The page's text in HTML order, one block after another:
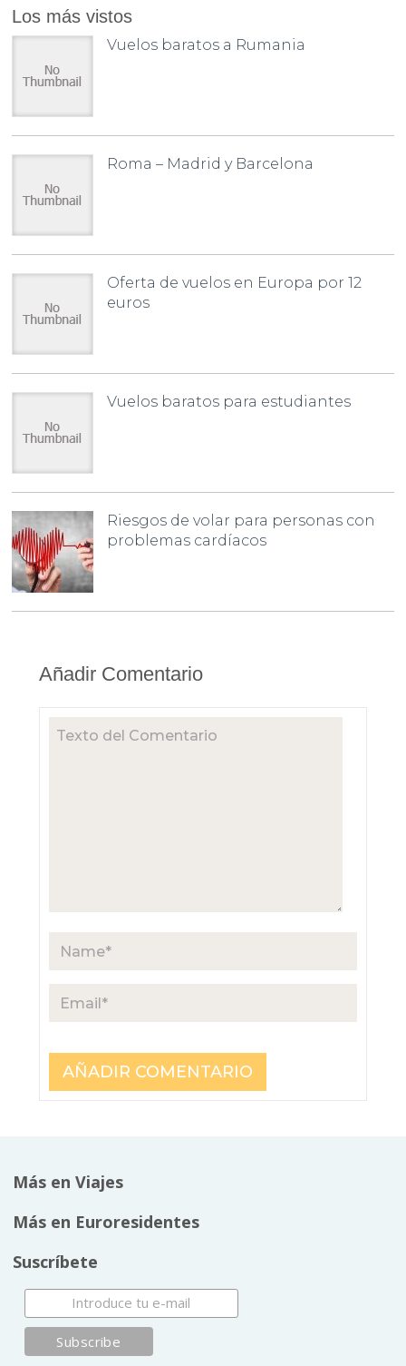
Los más vistos
Vuelos baratos a Rumania
Roma – Madrid y Barcelona
Oferta de vuelos en Europa por 12
euros
Vuelos baratos para estudiantes
Riesgos de volar para personas con
problemas cardíacos
Añadir Comentario
Más en Viajes
Más en Euroresidentes
Suscríbete